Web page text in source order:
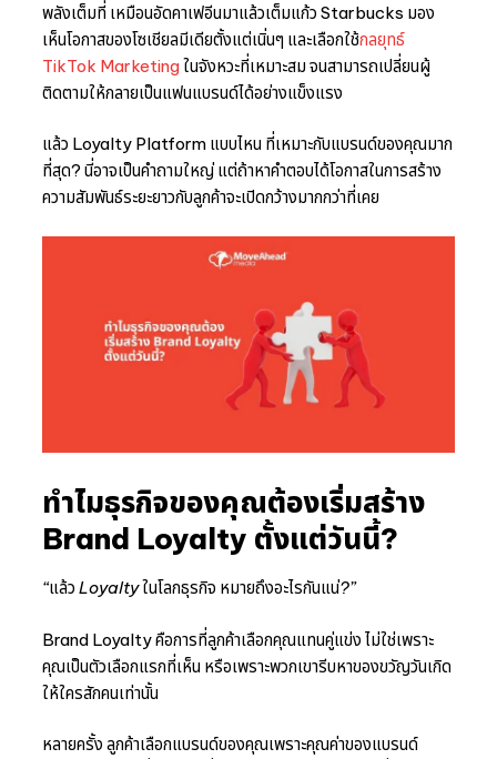
พลังเต็มที่ เหมือนอัดคาเฟอีนมาแล้วเต็มแก้ว Starbucks มอง
เห็นโอกาสของโซเชียลมีเดียตั้งแต่เนิ่นๆ และเลือกใช้กลยุทธ์
TikTok Marketingในจังหวะที่เหมาะสม จนสามารถเปลี่ยนผู้
ติดตามให้กลายเป็นแฟนแบรนด์ได้อย่างแข็งแรง
แล้ว Loyalty Platform แบบไหน ที่เหมาะกับแบรนด์ของคุณมาก
ที่สุด? นี่อาจเป็นคำถามใหญ่ แต่ถ้าหาคำตอบได้โอกาสในการสร้าง
ความสัมพันธ์ระยะยาวกับลูกค้าจะเปิดกว้างมากกว่าที่เคย
ทำไมธุรกิจของคุณต้องเริ่มสร้าง
Brand Loyalty ตั้งแต่วันนี้?
“แล้ว Loyalty ในโลกธุรกิจ หมายถึงอะไรกันแน่?”
Brand Loyalty คือการที่ลูกค้าเลือกคุณแทนคู่แข่ง ไม่ใช่เพราะ
คุณเป็นตัวเลือกแรกที่เห็น หรือเพราะพวกเขารีบหาของขวัญวันเกิด
ให้ใครสักคนเท่านั้น
หลายครั้ง ลูกค้าเลือกแบรนด์ของคุณเพราะคุณค่าของแบรนด์